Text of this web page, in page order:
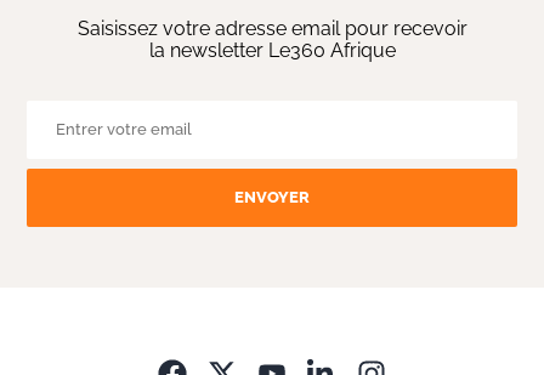
Saisissez votre adresse email pour recevoir
la newsletter Le360 Afrique
ENVOYER